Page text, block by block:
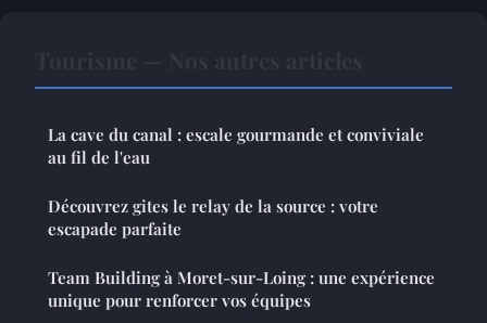
La cave du canal : escale gourmande et conviviale
au fil de l'eau
Découvrez gites le relay de la source : votre
escapade parfaite
Team Building à Moret-sur-Loing : une expérience
unique pour renforcer vos équipes